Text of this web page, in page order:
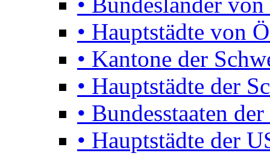
• Hauptstädte von
• Kantone der
• Hauptstädte der
• Bundesstaaten
• Hauptstädte der